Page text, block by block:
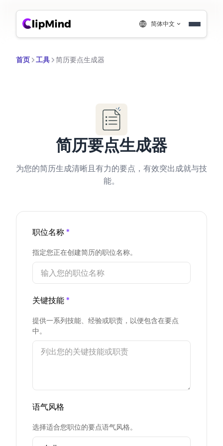
简体中文
首页 工具 简历要点生成器
简历要点生成器
为您的简历生成清晰且有力的要点，有效突出成就与技
能。
职位名称 *
指定您正在创建简历的职位名称。
关键技能 *
提供一系列技能、经验或职责，以便包含在要点
中。
语气风格
选择适合您职位的要点语气风格。